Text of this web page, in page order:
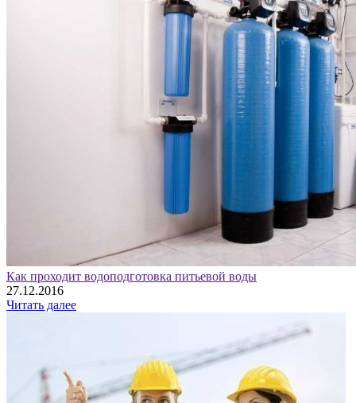
Как проходит водоподготовка питьевой воды
27.12.2016
Читать далее